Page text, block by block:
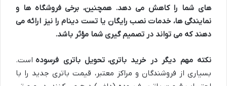
های شما را کاهش می دهد. همچنین، برخی فروشگاه ها و
نمایندگی ها، خدمات نصب رایگان یا تست دینام را نیز ارائه می
دهند که می تواند در تصمیم گیری شما مؤثر باشد.
نکته مهم دیگر در خرید باتری، تحویل باتری فرسوده است.
بسیاری از فروشندگان و مراکز معتبر، قیمت باتری جدید را با